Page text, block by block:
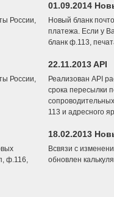
России,
01.09.2014
Новый бланк
платежа. Если у
бланк ф.113,
России,
22.11.2013 API
Реализован API
срока пересылки
113 и адресного
ф.116,
18.02.2013
Всвязи с
обновлен